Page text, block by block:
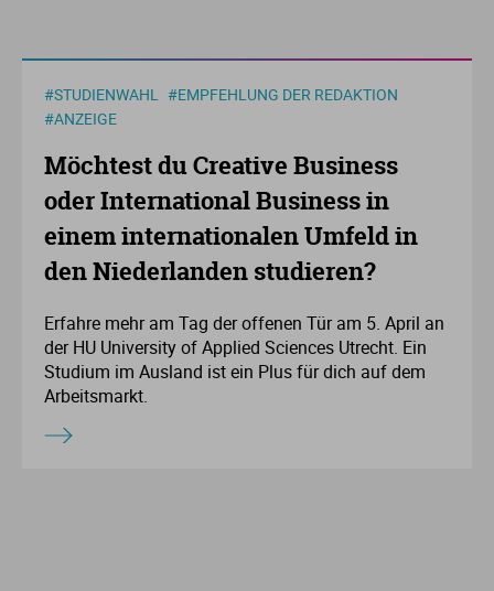
#STUDIENWAHL #EMPFEHLUNG DER REDAKTION
#ANZEIGE
Möchtest du Creative Business
oder International Business in
einem internationalen Umfeld in
den Niederlanden studieren?
Erfahre mehr am Tag der offenen Tür am 5. April an
der HU University of Applied Sciences Utrecht. Ein
Studium im Ausland ist ein Plus für dich auf dem
Arbeitsmarkt.